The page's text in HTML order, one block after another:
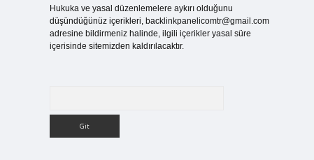
Hukuka ve yasal düzenlemelere aykırı olduğunu
düşündüğünüz içerikleri, backlinkpanelicomtr@gmail.com
adresine bildirmeniz halinde, ilgili içerikler yasal süre
içerisinde sitemizden kaldırılacaktır.